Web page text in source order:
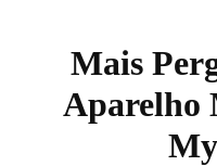
Mais
Aparelho